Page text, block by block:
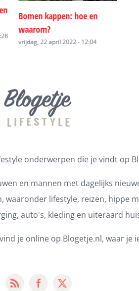
De voordelen van de
schanskorf
maandag, 7 september 2020 -
onderwerpen die je vindt op
en mannen met dagelijks
lifestyle, reizen, hippe
auto's, kleding en uiteraard
je online op Blogetje.nl, waar je